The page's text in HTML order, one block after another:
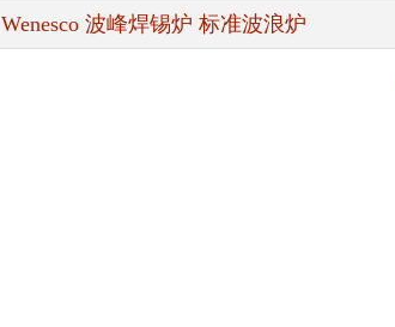
Wenesco 波峰焊锡炉 标准波浪炉